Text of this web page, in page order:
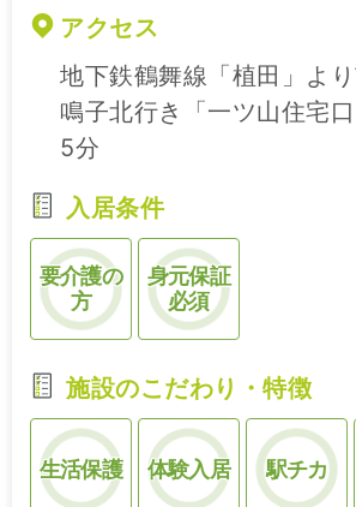
アクセス
地下鉄鶴舞線「植田」よ
鳴子北行き「一ツ山住宅
5分
入居条件
要介護の
方
身元保証
必須
施設のこだわり・特徴
生活保護 体験入居 駅チカ